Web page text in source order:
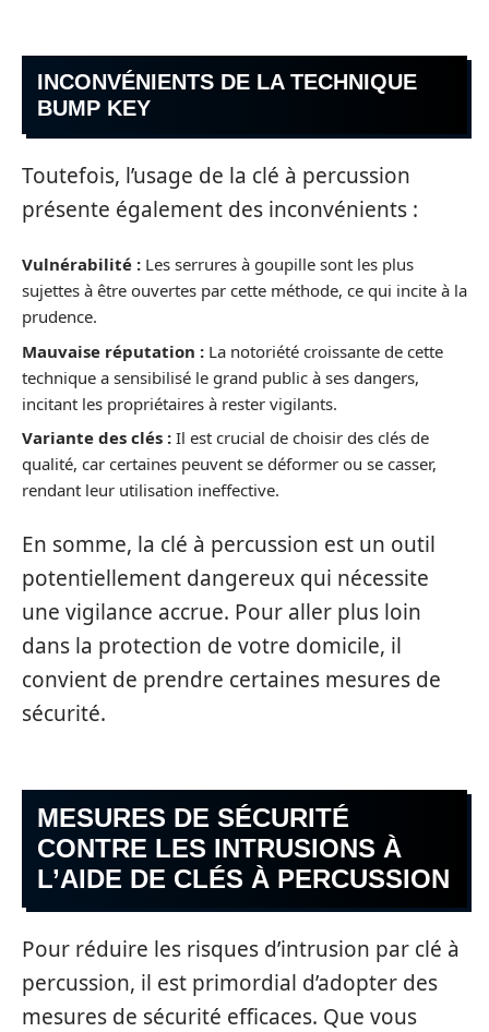
INCONVÉNIENTS DE LA TECHNIQUE
BUMP KEY
Toutefois, l’usage de la clé à percussion
présente également des inconvénients :
Vulnérabilité : Les serrures à goupille sont les plus
sujettes à être ouvertes par cette méthode, ce qui incite à la
prudence.
Mauvaise réputation : La notoriété croissante de cette
technique a sensibilisé le grand public à ses dangers,
incitant les propriétaires à rester vigilants.
Variante des clés : Il est crucial de choisir des clés de
qualité, car certaines peuvent se déformer ou se casser,
rendant leur utilisation ineffective.
En somme, la clé à percussion est un outil
potentiellement dangereux qui nécessite
une vigilance accrue. Pour aller plus loin
dans la protection de votre domicile, il
convient de prendre certaines mesures de
sécurité.
MESURES DE SÉCURITÉ
CONTRE LES INTRUSIONS À
L’AIDE DE CLÉS À PERCUSSION
Pour réduire les risques d’intrusion par clé à
percussion, il est primordial d’adopter des
mesures de sécurité efficaces. Que vous